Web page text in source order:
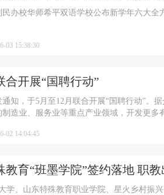
办校华师希平双语学校公布新学年六大
03 15:38:30
合开展“国聘行动”
知，于5月至12月联合开展“国聘行动”。
造业、服务业等重点产业领域，开发更
02 14:04:45
教育“班墨学院”签约落地 职
学、山东特殊教育职业学院、星火乡村振